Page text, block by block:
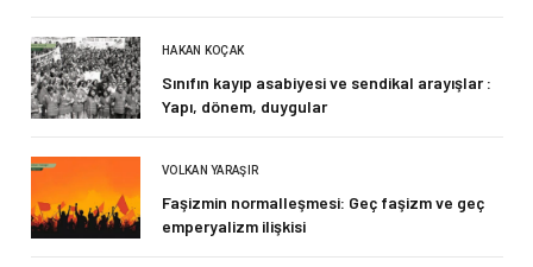
HAKAN KOÇAK
Sınıfın kayıp asabiyesi ve sendikal arayışlar :
Yapı, dönem, duygular
VOLKAN YARAŞIR
Faşizmin normalleşmesi: Geç faşizm ve geç
emperyalizm ilişkisi